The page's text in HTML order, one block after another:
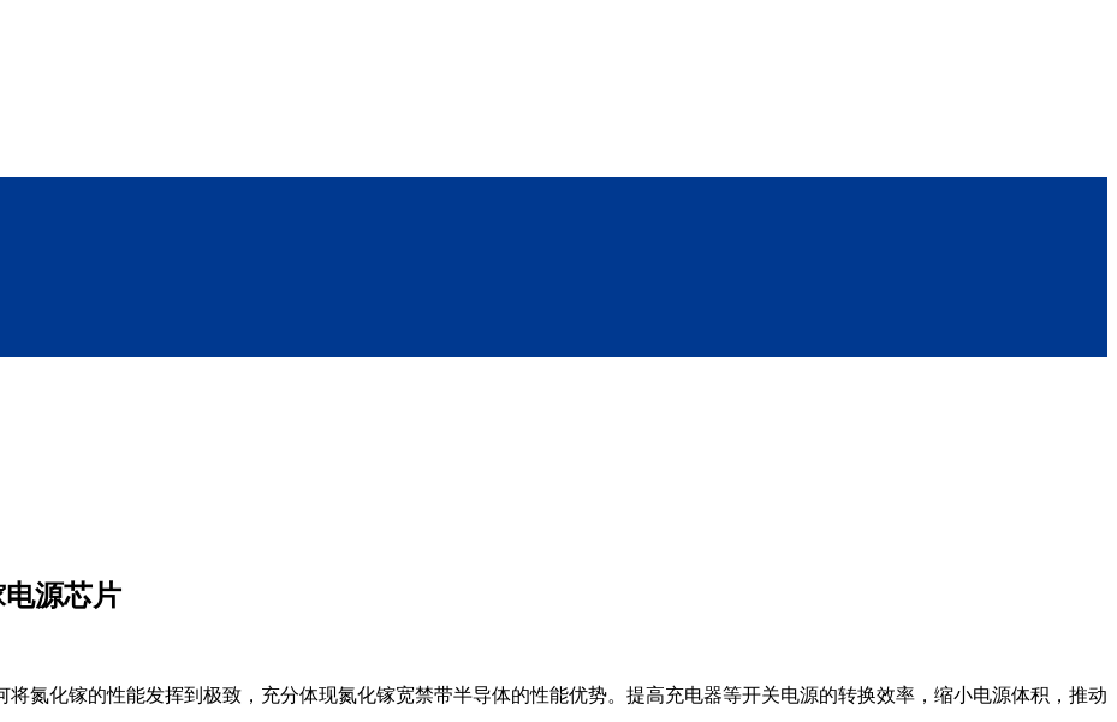
源芯片
氮化镓的性能发挥到极致，充分体现氮化镓宽禁带半导体的性能优势。提高充电器等开关电源的转换效率，缩小电源体积，推动